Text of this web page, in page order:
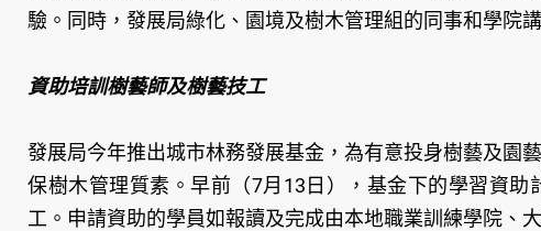
驗。同時，發展局綠化、園境及樹木管理組的同事和學院
資助培訓樹藝師及樹藝技工
發展局今年推出城市林務發展基金，為有意投身樹藝及園
保樹木管理質素。早前（7月13日），基金下的學習資
工。申請資助的學員如報讀及完成由本地職業訓練學院、